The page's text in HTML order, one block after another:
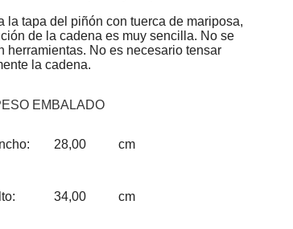
la tapa del piñón con tuerca de mariposa,
de la cadena es muy sencilla. No se
herramientas. No es necesario tensar
la cadena.
EMBALADO
28,00 cm
34,00 cm